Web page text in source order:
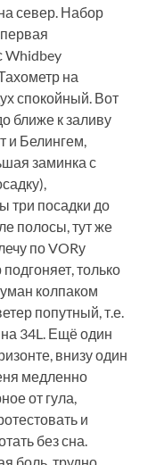
север. Набор
Whidbey
на
спокойный. Вот
ближе к заливу
и Белингем,
заминка с
три посадки до
полосы, тут же
по VORу
только
колпаком
попутный, т.е.
34L. Ещё один
внизу один
медленно
от гула,
и
без сна.
боль, трудно